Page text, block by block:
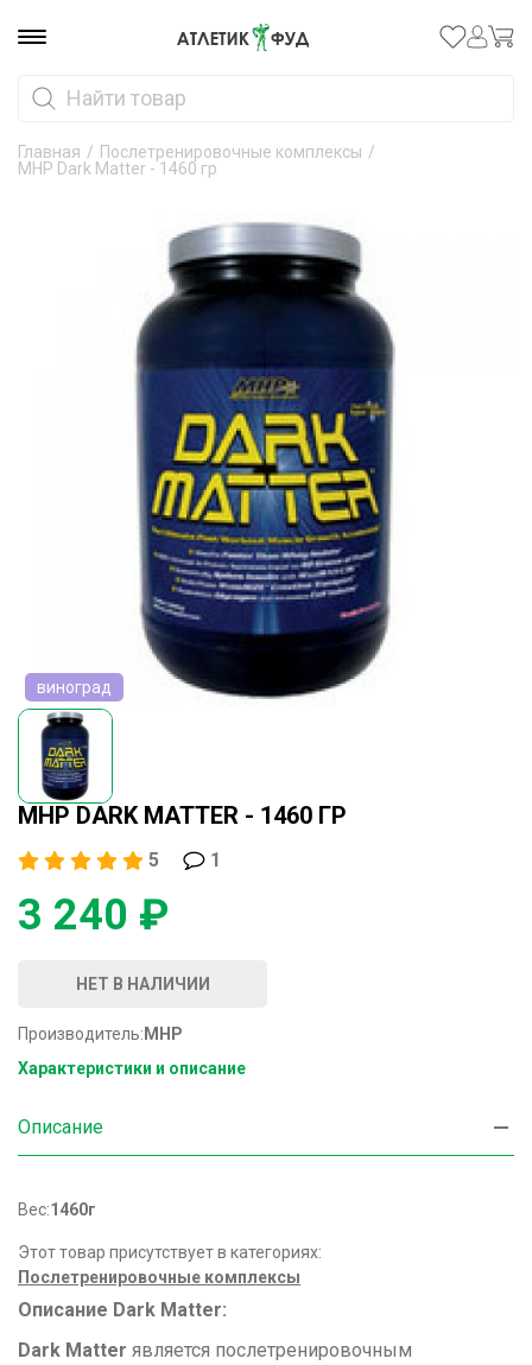
Главная / Послетренировочные комплексы /
MHP Dark Matter - 1460 гр
виноград
MHP DARK MATTER - 1460 ГР
5 1
3 240 ₽
НЕТ В НАЛИЧИИ
Производитель: MHP
Характеристики и описание
Описание
Вес:1460г
Этот товар присутствует в категориях:
Послетренировочные комплексы
Описание Dark Matter:
Dark Matter является послетренировочным